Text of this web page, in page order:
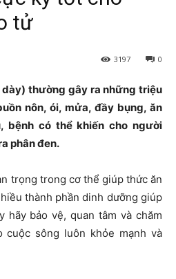
tử
0
3197
thường gây ra những triệu
nôn, ói, mửa, đầy bụng, ăn
bệnh có thể khiến cho người
phân đen.
trọng trong cơ thể giúp thức ăn
thành phần dinh dưỡng giúp
hãy bảo vệ, quan tâm và chăm
cuộc sông luôn khỏe mạnh và